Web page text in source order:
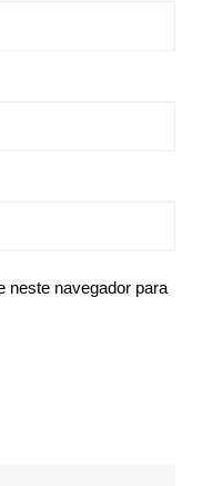
neste navegador para